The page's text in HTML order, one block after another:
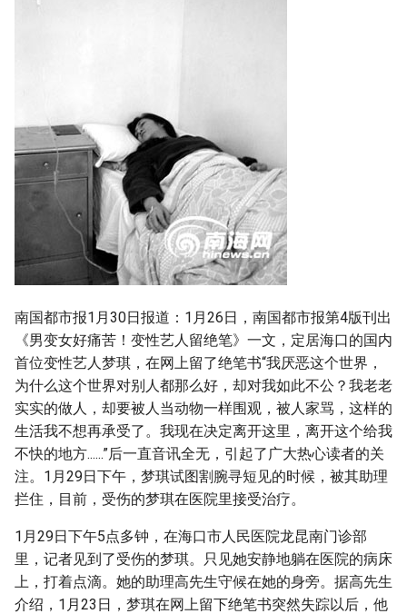
南国都市报1月30日报道：1月26日，南国都市报第4版刊出
《男变女好痛苦！变性艺人留绝笔》一文，定居海口的国内
首位变性艺人梦琪，在网上留了绝笔书“我厌恶这个世界，
为什么这个世界对别人都那么好，却对我如此不公？我老老
实实的做人，却要被人当动物一样围观，被人家骂，这样的
生活我不想再承受了。我现在决定离开这里，离开这个给我
不快的地方......”后一直音讯全无，引起了广大热心读者的关
注。1月29日下午，梦琪试图割腕寻短见的时候，被其助理
拦住，目前，受伤的梦琪在医院里接受治疗。
1月29日下午5点多钟，在海口市人民医院龙昆南门诊部
里，记者见到了受伤的梦琪。只见她安静地躺在医院的病床
上，打着点滴。她的助理高先生守候在她的身旁。据高先生
介绍，1月23日，梦琪在网上留下绝笔书突然失踪以后，他